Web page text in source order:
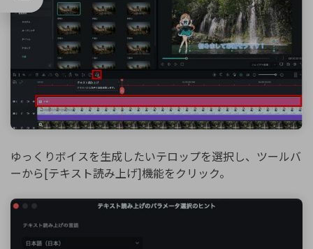
ゆっくりボイスを生成したいテロップを選択し、ツールバ
ーから[テキスト読み上げ]機能をクリック。